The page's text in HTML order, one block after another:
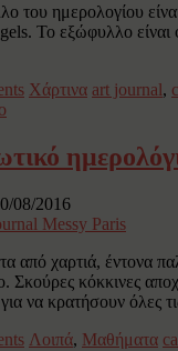
του ημερολογίου
Το εξώφυλλο είναι
Χάρτινα art journal,
08/2016
από χαρτιά, έντονα
Σκούρες κόκκινες
να κρατήσουν όλες
Λοιπά, Μαθήματα